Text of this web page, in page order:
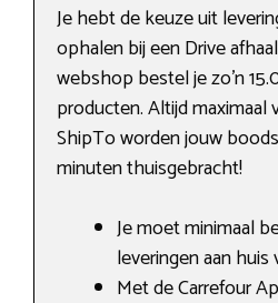
Je hebt de keuze uit
ophalen bij een Drive
webshop bestel je zo’n
producten. Altijd maximaal
ShipTo worden jouw
minuten thuisgebracht!
Je moet minimaal
leveringen aan
Met de Carrefour